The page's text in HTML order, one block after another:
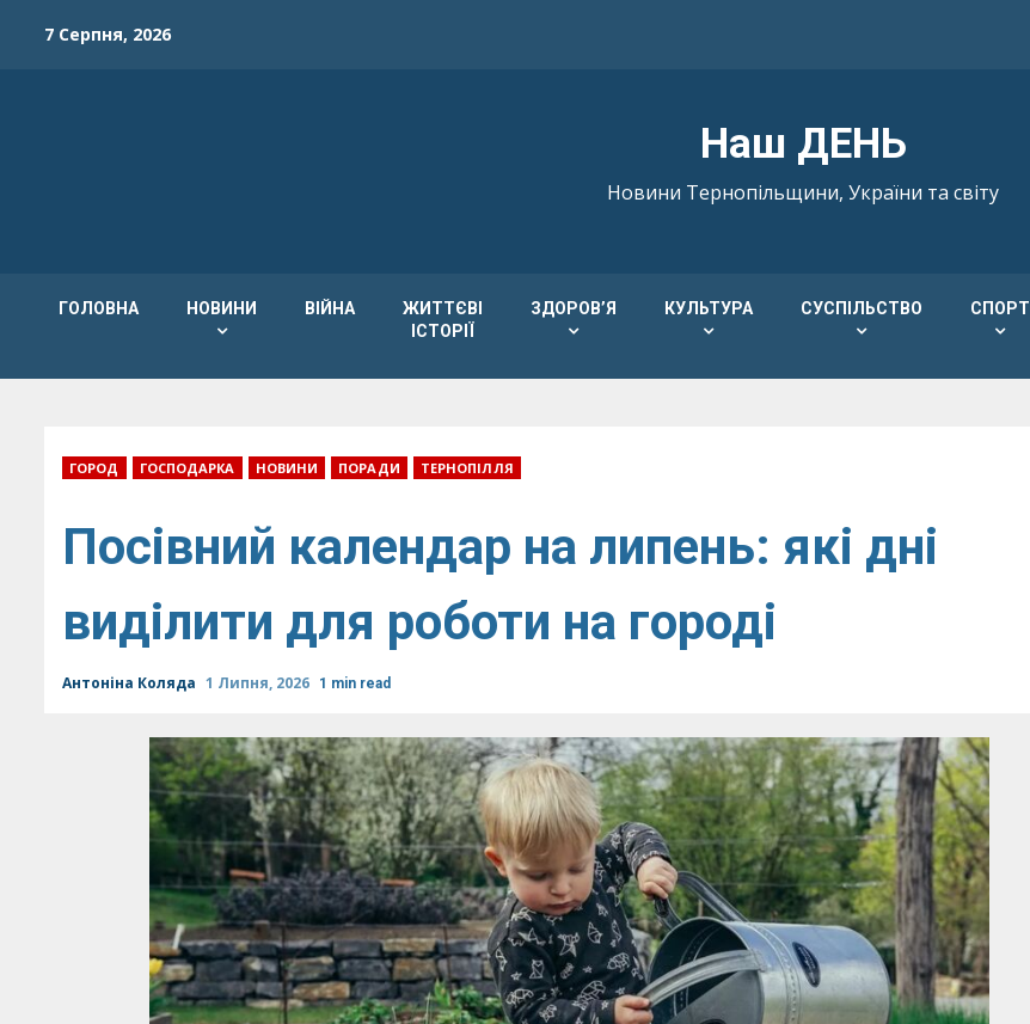
7 Серпня, 2026
Наш ДЕНЬ
Новини Тернопільщини, України та світу
ГОЛОВНА НОВИНИ ВІЙНА
ЖИТТЄВІ
ІСТОРІЇ
ЗДОРОВ’Я КУЛЬТУРА СУСПІЛЬСТВО СПОРТ
ГОРОД ГОСПОДАРКА НОВИНИ ПОРАДИ ТЕРНОПІЛЛЯ
Посівний календар на липень: які дні
виділити для роботи на городі
Антоніна Коляда 1 Липня, 2026 1 min read